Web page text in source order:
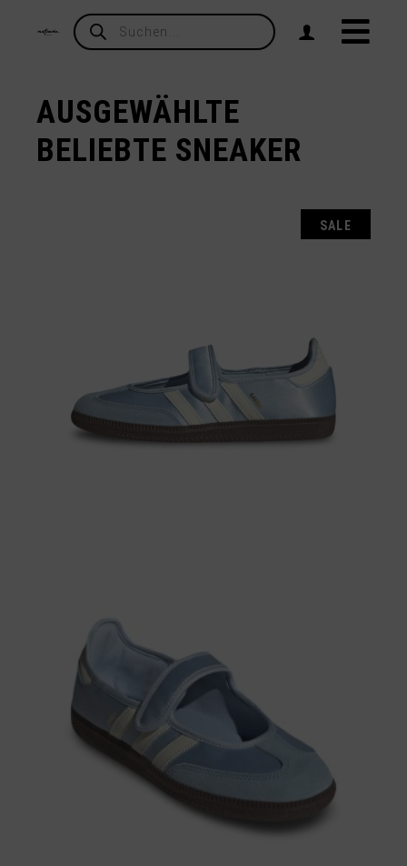
Products
search
AUSGEWÄHLTE
BELIEBTE SNEAKER
SALE